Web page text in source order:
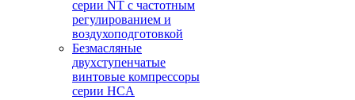
серии NT с частотным
регулированием и
воздухоподготовкой
Безмасляные
двухступенчатые
винтовые компрессоры
серии HCA